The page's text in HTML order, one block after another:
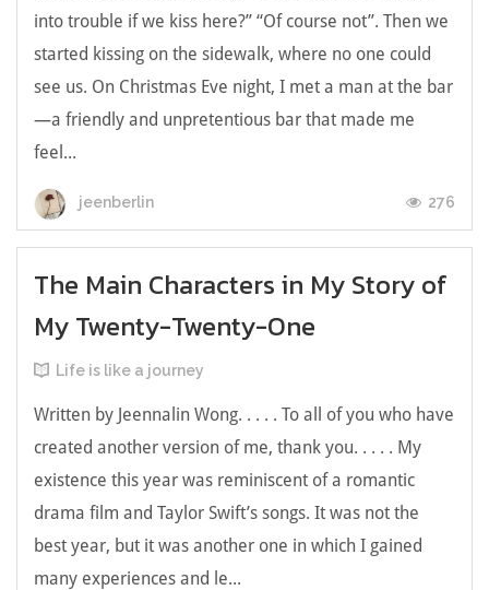
into trouble if we kiss here?” “Of course not”. Then we
started kissing on the sidewalk, where no one could
see us. On Christmas Eve night, I met a man at the bar
—a friendly and unpretentious bar that made me
feel...
jeenberlin 276
The Main Characters in My Story of
My Twenty-Twenty-One
Life is like a journey
Written by Jeennalin Wong. . . . . To all of you who have
created another version of me, thank you. . . . . My
existence this year was reminiscent of a romantic
drama film and Taylor Swift’s songs. It was not the
best year, but it was another one in which I gained
many experiences and le...